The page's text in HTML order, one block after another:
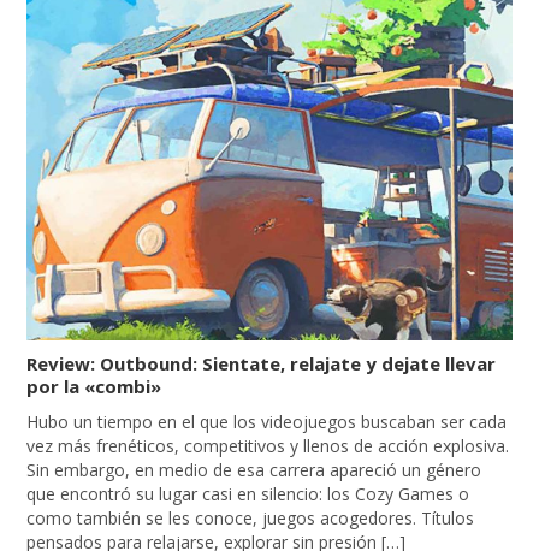
Review: Outbound: Sientate, relajate y dejate llevar
por la «combi»
Hubo un tiempo en el que los videojuegos buscaban ser cada
vez más frenéticos, competitivos y llenos de acción explosiva.
Sin embargo, en medio de esa carrera apareció un género
que encontró su lugar casi en silencio: los Cozy Games o
como también se les conoce, juegos acogedores. Títulos
pensados para relajarse, explorar sin presión […]